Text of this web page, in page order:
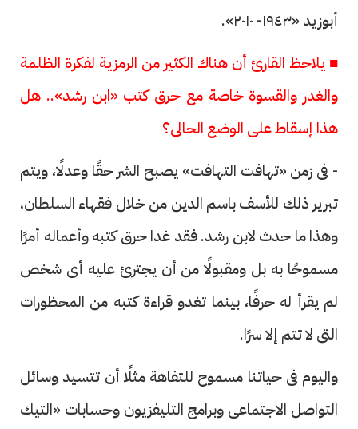
أبوزيد «١٩٤٣- ٢٠١٠».
■ يلاحظ القارئ أن هناك الكثير من الرمزية لفكرة الظلمة
والغدر والقسوة خاصة مع حرق كتب «ابن رشد».. هل
هذا إسقاط على الوضع الحالى؟
- فى زمن «تهافت التهافت» يصبح الشر حقًا وعدلًا، ويتم
تبرير ذلك للأسف باسم الدين من خلال فقهاء السلطان،
وهذا ما حدث لابن رشد. فقد غدا حرق كتبه وأعماله أمرًا
مسموحًا به بل ومقبولًا من أن يجترئ عليه أى شخص
لم يقرأ له حرفًا، بينما تغدو قراءة كتبه من المحظورات
التى لا تتم إلا سرًا.
واليوم فى حياتنا مسموح للتفاهة مثلًا أن تتسيد وسائل
التواصل الاجتماعى وبرامج التليفزيون وحسابات «التيك